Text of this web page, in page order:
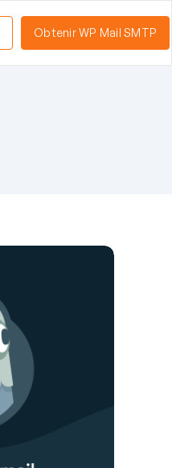
Obtenir WP Mail SMTP